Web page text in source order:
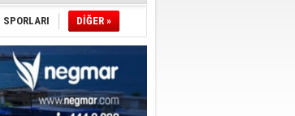
SPORLARI DİĞER »